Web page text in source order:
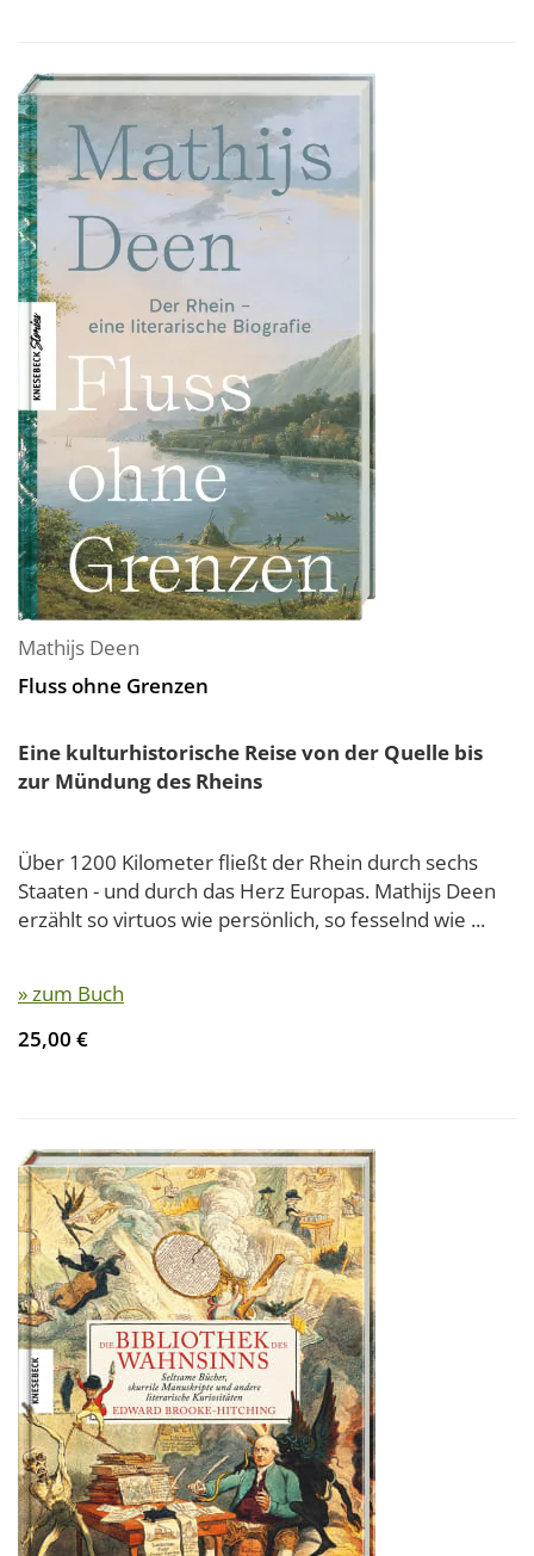
Mathijs Deen
Fluss ohne Grenzen
Eine kulturhistorische Reise von der Quelle bis
zur Mündung des Rheins
Über 1200 Kilometer fließt der Rhein durch sechs
Staaten - und durch das Herz Europas. Mathijs Deen
erzählt so virtuos wie persönlich, so fesselnd wie ...
» zum Buch
25,00 €